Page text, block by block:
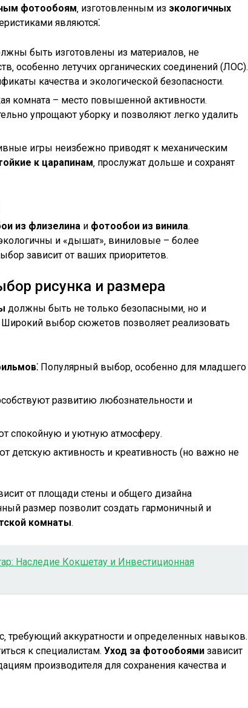
фотообоям‚ изготовленным из экологичных
являются⁚
быть изготовлены из материалов‚ не
особенно летучих органических соединений (ЛОС).
качества и экологической безопасности.
комната – место повышенной активности.
упрощают уборку и позволяют легко удалить
игры неизбежно приводят к механическим
к царапинам‚ прослужат дольше и сохранят
из флизелина и фотообои из винила.
и «дышат»‚ виниловые – более
зависит от ваших приоритетов.
рисунка и размера
должны быть не только безопасными‚ но и
выбор сюжетов позволяет реализовать
Популярный выбор‚ особенно для младшего
развитию любознательности и
спокойную и уютную атмосферу.
детскую активность и креативность (но важно не
от площади стены и общего дизайна
размер позволит создать гармоничный и
комнаты.
Наследие Кокшетау и Инвестиционная
требующий аккуратности и определенных навыков.
к специалистам. Уход за фотообоями зависит
производителя для сохранения качества и